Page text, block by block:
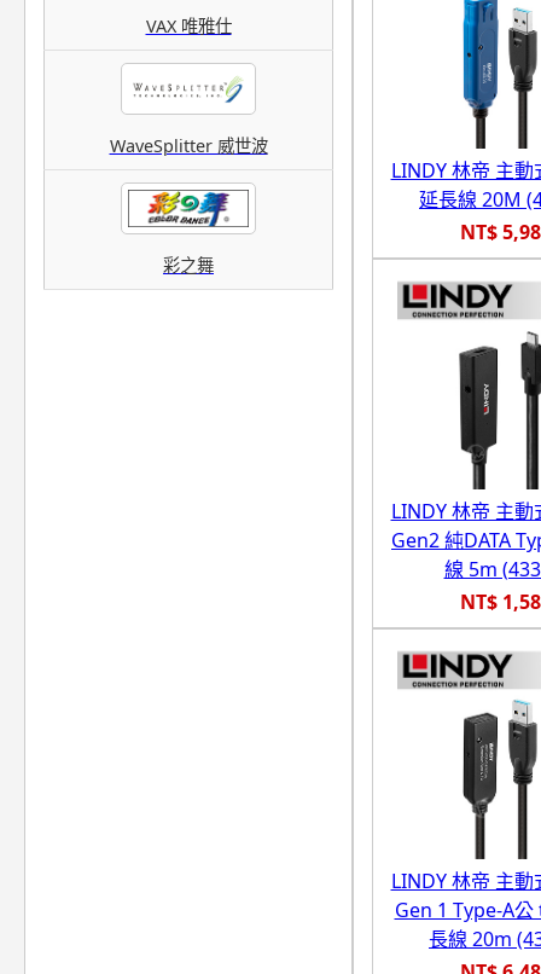
VAX 唯雅仕
WaveSplitter 威世波
彩之舞
LINDY 林帝 主動
延長線 20M
NT$
LINDY 林帝 主動
Gen2 純DATA
線 5m
NT$
LINDY 林帝 主動
Gen 1 Type-A公
長線 20m